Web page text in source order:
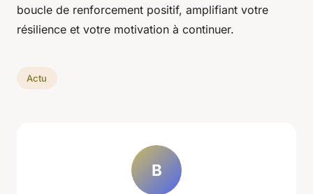
boucle de renforcement positif, amplifiant votre
résilience et votre motivation à continuer.
Actu
B